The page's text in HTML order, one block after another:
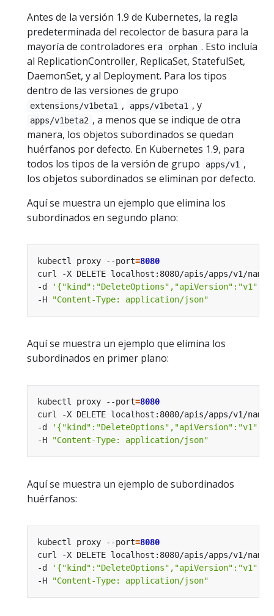
Antes de la versión 1.9 de Kubernetes, la regla
predeterminada del recolector de basura para la
mayoría de controladores era
orphan . Esto incluía
al ReplicationController, ReplicaSet, StatefulSet,
DaemonSet, y al Deployment. Para los tipos
dentro de las versiones de grupo
extensions/v1beta1 , apps/v1beta1 , y
apps/v1beta2 , a menos que se indique de otra
manera, los objetos subordinados se quedan
huérfanos por defecto. En Kubernetes 1.9, para
todos los tipos de la versión de grupo
apps/v1 ,
los objetos subordinados se eliminan por defecto.
Aquí se muestra un ejemplo que elimina los
subordinados en segundo plano:
kubectl proxy --port=8080
curl -X DELETE localhost:8080/apis/apps/v1/
-d
-H
"Content-Type: application/json"
Aquí se muestra un ejemplo que elimina los
subordinados en primer plano:
kubectl proxy --port=8080
curl -X DELETE localhost:8080/apis/apps/v1/
-d
-H
"Content-Type: application/json"
Aquí se muestra un ejemplo de subordinados
huérfanos:
kubectl proxy --port=8080
curl -X DELETE localhost:8080/apis/apps/v1/
-d
-H
"Content-Type: application/json"